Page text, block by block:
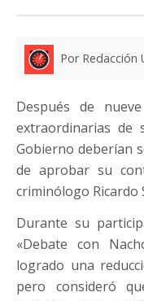
Por Redacción
Después de
extraordinarias de
Gobierno deberían
de aprobar su
criminólogo Ricardo
Durante su
«Debate con
logrado una
pero consideró